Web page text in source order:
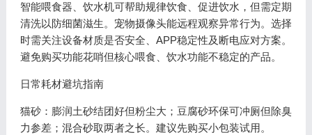
智能喂食器、饮水机可帮助规律饮食、促进饮水，但需定期
清洗以防细菌滋生。宠物摄像头能远程观察异常行为。选择
时需关注设备材质是否安全、APP稳定性及断电应对方案。
避免购买功能花哨但核心喂食、饮水功能不稳定的产品。
日常耗材避坑指南
猫砂：膨润土砂结团好但粉尘大；豆腐砂环保可冲厕但除臭
力参差；混合砂取两者之长。建议先购买小包装试用。